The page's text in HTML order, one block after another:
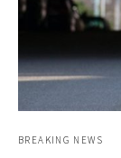
BREAKING NEWS